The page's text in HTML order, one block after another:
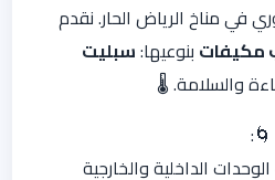
في مناخ الرياض الحار. نقدم
مكيفات بنوعيها:سبليت
والسلامة. 🌡️
🌀:
الداخلية والخارجية